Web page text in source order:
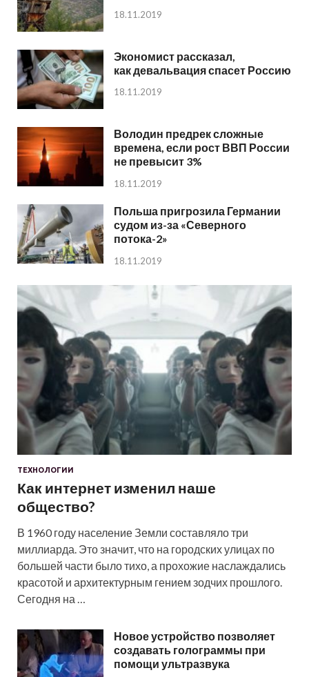
18.11.2019
Экономист рассказал,
как девальвация спасет Россию
18.11.2019
Володин предрек сложные
времена, если рост ВВП России
не превысит 3%
18.11.2019
Польша пригрозила Германии
судом из-за «Северного
потока-2»
18.11.2019
ТЕХНОЛОГИИ
Как интернет изменил наше
общество?
В 1960 году население Земли составляло три
миллиарда. Это значит, что на городских улицах по
большей части было тихо, а прохожие наслаждались
красотой и архитектурным гением зодчих прошлого.
Сегодня на …
Новое устройство позволяет
создавать голограммы при
помощи ультразвука